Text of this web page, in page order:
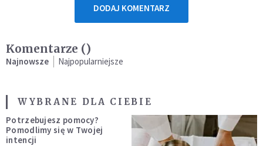
DODAJ KOMENTARZ
Komentarze ()
Najnowsze Najpopularniejsze
WYBRANE DLA CIEBIE
Potrzebujesz pomocy?
Pomodlimy się w Twojej
intencji